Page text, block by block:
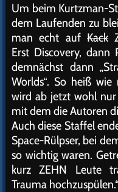
Um beim Kurtzman-
dem Laufenden zu
man echt auf Kack
Erst Discovery, dann
demnächst dann
Worlds“. So heiß
wird ab jetzt wohl
mit dem die Autoren
Auch diese Staffel
Space-Rülpser, bei
so wichtig waren.
kurz ZEHN Leute
Trauma hochzuspülen.“